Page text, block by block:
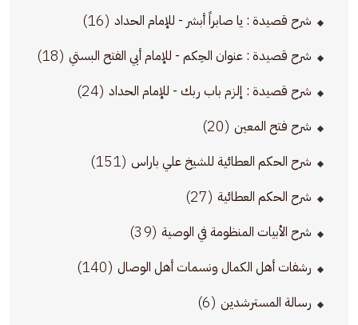
شرح قصيدة : يا صابراً أبشر - للإمام الحداد (16)
شرح قصيدة : عنوان الحِكم - للإمام أبي الفتح البستي (18)
شرح قصيدة : إلزم باب ربك - للإمام الحداد (24)
شرح فتح المعين (20)
شرح الحكم العطائية للشيخ علي باراس (151)
شرح الحكم العطائية (27)
شرح الأبيات المنظومة في الوصية (39)
رشفات أهل الكمال ونسمات أهل الوصال (140)
رسالة المسترشدين (6)